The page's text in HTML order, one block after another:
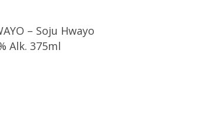
– Soju Hwayo
Alk. 375ml